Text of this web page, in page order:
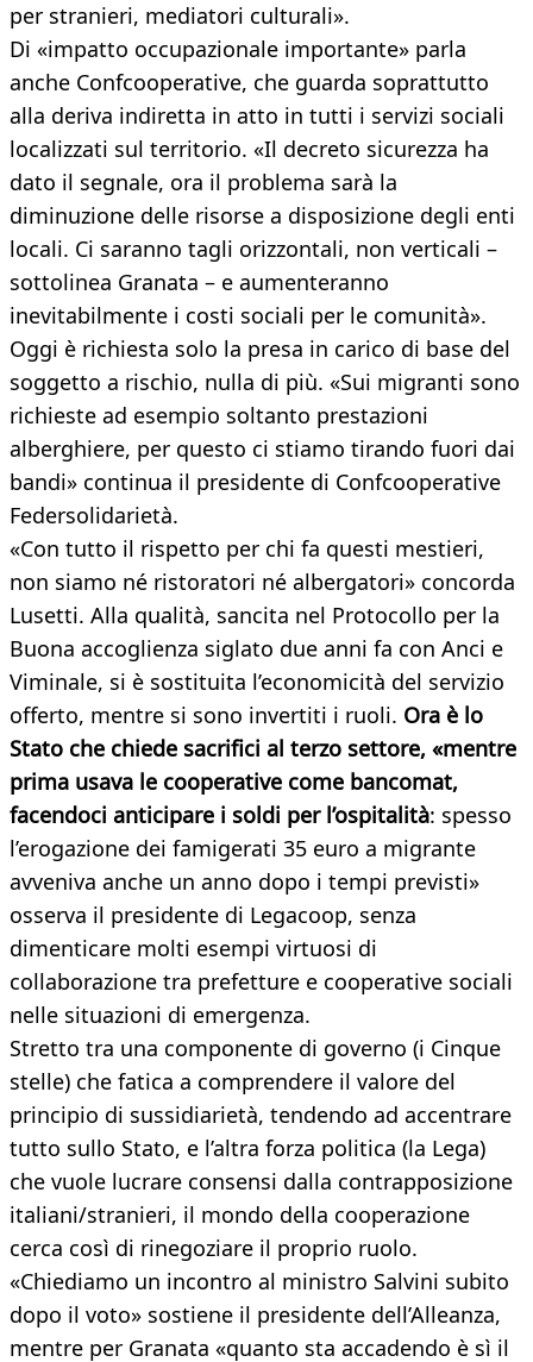
per stranieri, mediatori culturali».
Di «impatto occupazionale importante» parla
anche Confcooperative, che guarda soprattutto
alla deriva indiretta in atto in tutti i servizi sociali
localizzati sul territorio. «Il decreto sicurezza ha
dato il segnale, ora il problema sarà la
diminuzione delle risorse a disposizione degli enti
locali. Ci saranno tagli orizzontali, non verticali –
sottolinea Granata – e aumenteranno
inevitabilmente i costi sociali per le comunità».
Oggi è richiesta solo la presa in carico di base del
soggetto a rischio, nulla di più. «Sui migranti sono
richieste ad esempio soltanto prestazioni
alberghiere, per questo ci stiamo tirando fuori dai
bandi» continua il presidente di Confcooperative
Federsolidarietà.
«Con tutto il rispetto per chi fa questi mestieri,
non siamo né ristoratori né albergatori» concorda
Lusetti. Alla qualità, sancita nel Protocollo per la
Buona accoglienza siglato due anni fa con Anci e
Viminale, si è sostituita l’economicità del servizio
offerto, mentre si sono invertiti i ruoli. Ora è lo
Stato che chiede sacrifici al terzo settore, «mentre
prima usava le cooperative come bancomat,
facendoci anticipare i soldi per l’ospitalità: spesso
l’erogazione dei famigerati 35 euro a migrante
avveniva anche un anno dopo i tempi previsti»
osserva il presidente di Legacoop, senza
dimenticare molti esempi virtuosi di
collaborazione tra prefetture e cooperative sociali
nelle situazioni di emergenza.
Stretto tra una componente di governo (i Cinque
stelle) che fatica a comprendere il valore del
principio di sussidiarietà, tendendo ad accentrare
tutto sullo Stato, e l’altra forza politica (la Lega)
che vuole lucrare consensi dalla contrapposizione
italiani/stranieri, il mondo della cooperazione
cerca così di rinegoziare il proprio ruolo.
«Chiediamo un incontro al ministro Salvini subito
dopo il voto» sostiene il presidente dell’Alleanza,
mentre per Granata «quanto sta accadendo è sì il